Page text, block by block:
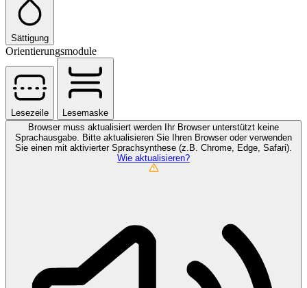
Sättigung
Orientierungsmodule
Lesezeile
Lesemaske
Browser muss aktualisiert werden Ihr Browser unterstützt keine
Sprachausgabe. Bitte aktualisieren Sie Ihren Browser oder verwenden
Sie einen mit aktivierter Sprachsynthese (z.B. Chrome, Edge, Safari).
Wie aktualisieren?